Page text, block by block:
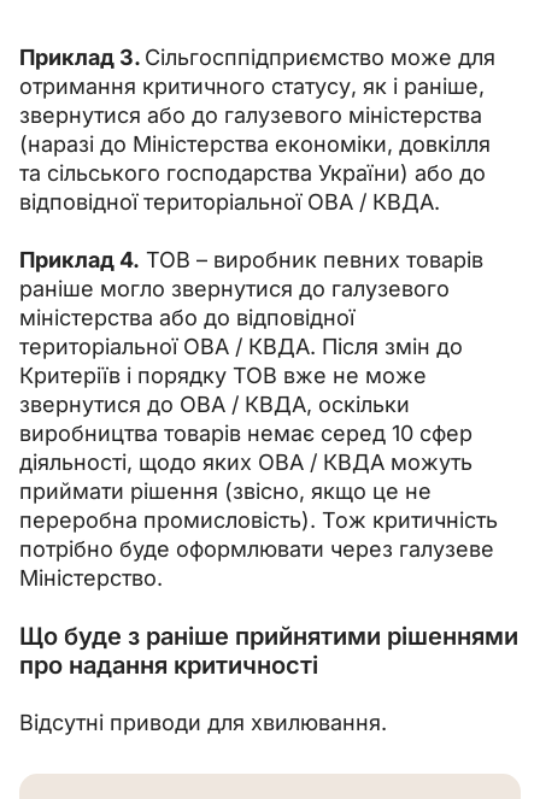
Приклад 3. Сільгосппідприємство може для
отримання критичного статусу, як і раніше,
звернутися або до галузевого міністерства
(наразі до Міністерства економіки, довкілля
та сільського господарства України) або до
відповідної територіальної ОВА / КВДА.
Приклад 4. ТОВ – виробник певних товарів
раніше могло звернутися до галузевого
міністерства або до відповідної
територіальної ОВА / КВДА. Після змін до
Критеріїв і порядку ТОВ вже не може
звернутися до ОВА / КВДА, оскільки
виробництва товарів немає серед 10 сфер
діяльності, щодо яких ОВА / КВДА можуть
приймати рішення (звісно, якщо це не
переробна промисловість). Тож критичність
потрібно буде оформлювати через галузеве
Міністерство.
Що буде з раніше прийнятими рішеннями
про надання критичності
Відсутні приводи для хвилювання.